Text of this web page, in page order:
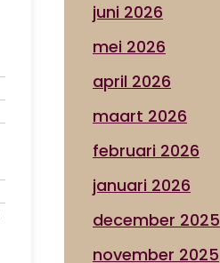
juni 2026
mei 2026
april 2026
maart 2026
februari 2026
januari 2026
december 2025
november 2025